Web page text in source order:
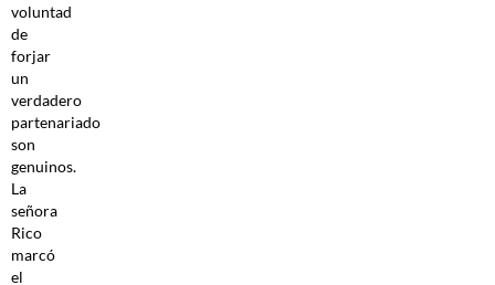
voluntad
de
forjar
un
verdadero
partenariado
son
genuinos.
La
señora
Rico
marcó
el